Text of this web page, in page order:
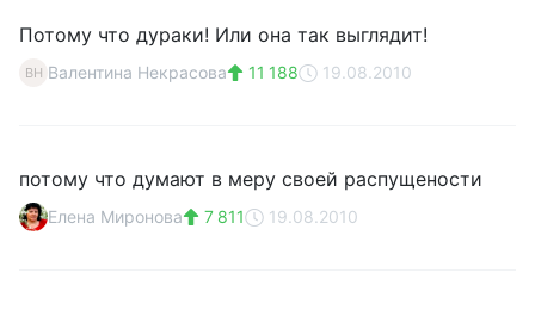
Потому что дураки! Или она так выглядит!
ВН Валентина Некрасова 11 188 19.08.2010
потому что думают в меру своей распущености
Елена Миронова 7 811 19.08.2010